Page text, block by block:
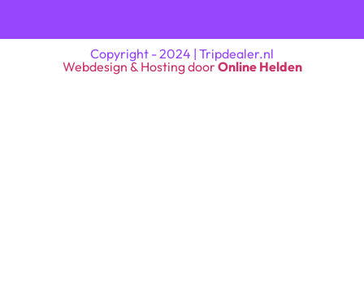
Copyright - 2024 | Tripdealer.nl
Webdesign & Hosting doorOnline Helden